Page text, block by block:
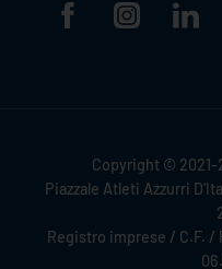
Copyright © 2021-
Piazzale Atleti Azzurri
Registro imprese / C.F. /